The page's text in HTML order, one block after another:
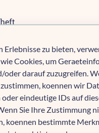
Erlebnisse zu bieten,
Cookies, um
oder darauf zuzugreifen.
koennen wir
eindeutige IDs auf
Sie Ihre Zustimmung
koennen bestimmte
pro multis
(EU)